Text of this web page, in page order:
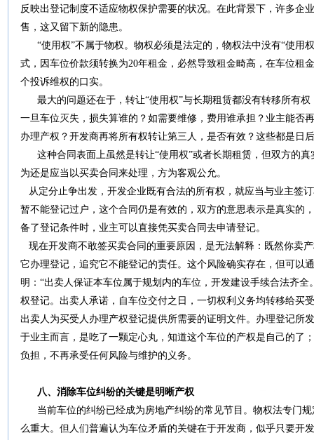
反映出登记制度不适应物权保护需要的状况。在此背景下，许多企
售，这又留下新的隐患。
“使用权”不属于物权。物权必须是法定的，物权法中没有“使用
式，因车位价款须转换为20年租金，必然导致租金畸高，在车位租
个投诉维权的口实。
最大的问题还在于，转让“使用权”与长期租赁都没有转移所有权
一旦车位灭失，损失算谁的？如需要维修，费用谁承担？业主能否
办理产权？开发商再将所有权转让第三人，是否有效？这些都是日
这种合同表面上虽然是转让“使用权”或者长期租赁，但双方的真
为还是应当以买卖合同来处理，方为客观公允。
从定分止争出发，开发企业既有合法的所有权，就应当与业主签
暂不能登记过户，这个合同仍是有效的，双方的意思表示是真实的
备了登记条件时，业主可以直接凭买卖合同去申请登记。
现在开发商不敢签买卖合同的重要原因，是无法解释：既然你卖
它办理登记，追究它不能登记的责任。这个风险确实存在，但可以
明：“出卖人保证本车位属于规划内的车位，开发建设手续合法齐
权登记。出卖人承诺，自车位交付之日，一切权利义务均转移给买
出卖人为买受人办理产权登记提供所需要的证明文件。办理登记所
于业主而言，是吃了一颗定心丸，知道这个车位的产权是自己的了
负担，不再承受任何风险与维护的义务。
八、消除车位纠纷的关键是明晰产权
当前车位的纠纷已经成为房地产纠纷的常见节目。物权法专门规
么重大。但人们普遍认为车位矛盾的关键在于开发商，似乎只要开